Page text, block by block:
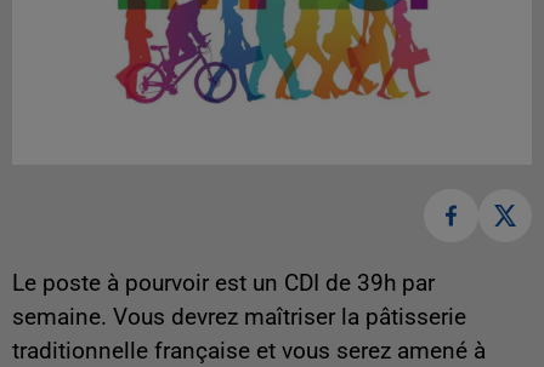
Le poste à pourvoir est un CDI de 39h par
semaine. Vous devrez maîtriser la pâtisserie
traditionnelle française et vous serez amené à